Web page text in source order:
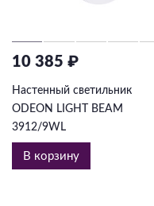
10 385 ₽
Настенный светильник
ODEON LIGHT BEAM
3912/9WL
В корзину